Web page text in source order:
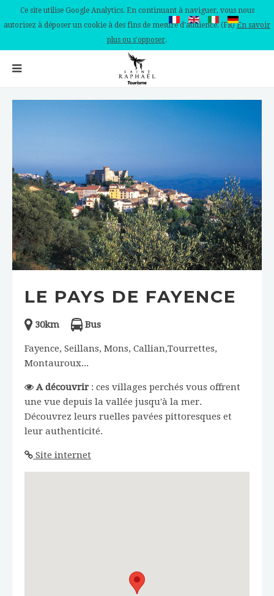
Ce site utilise Google Analytics. En continuant à naviguer, vous nous
autorisez à déposer un cookie à des fins de mesure d'audience. (FR)En savoir
plus ou s'opposer.
LE PAYS DE FAYENCE
30km Bus
Fayence, Seillans, Mons, Callian,Tourrettes,
Montauroux...
A découvrir: ces villages perchés vous offrent
une vue depuis la vallée jusqu'à la mer.
Découvrez leurs ruelles pavées pittoresques et
leur authenticité.
Site internet